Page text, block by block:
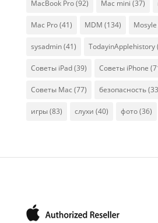
MacBook Pro(92) Mac mini (37)
Mac Pro(41) MDM (134) Mosyle
sysadmin(41) TodayinApplehistory
Советы iPad(39) Советы iPhone
Советы Mac (77) безопасность
игры(83) слухи (40) фото(36)